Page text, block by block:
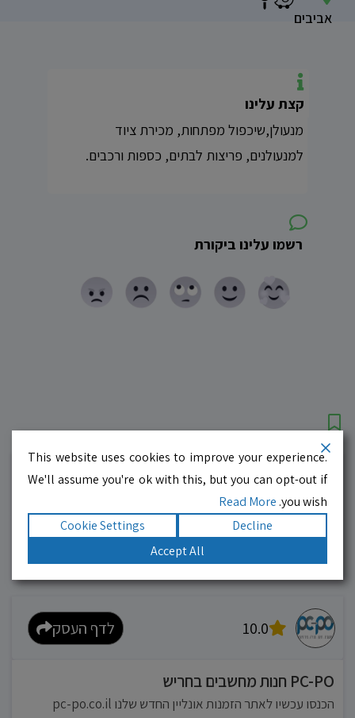
אביבים
קצת עלינו
מנעולן,שיכפול מפתחות, מכירת ציוד
למנעולנים, פריצות לבתים, כספות ורכבים.
רשמו עלינו ביקורת
עסקים מומלצים!
10.0 לדף העסק
מוניות רחובות בילו
אפשר להזמין מונית בכל רגע 24/6
10.0 לדף העסק
PC-PO חנות מחשבים בחריש
הכנסו עכשיו לאתר הזמנות אונליין החדש שלנו pc-po.co.il
This website uses cookies to improve your experience.
We'll assume you're ok with this, but you can opt-out if
you wish.
Read More
Decline
Cookie Settings
Accept All